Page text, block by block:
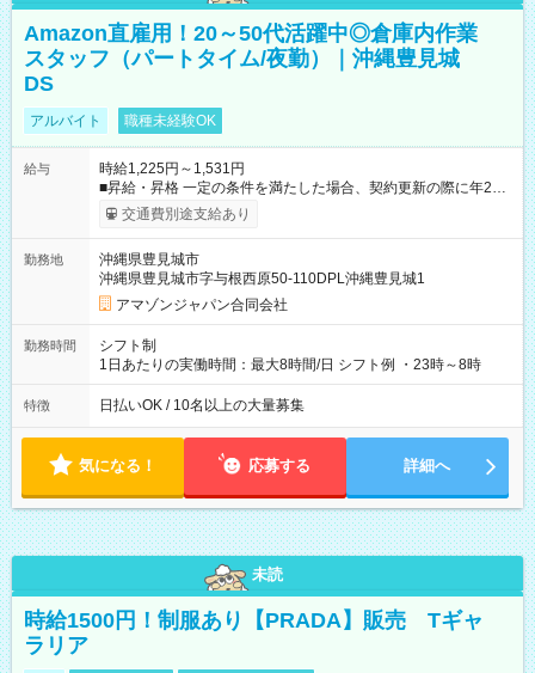
Amazon直雇用！20～50代活躍中◎倉庫内作業
スタッフ（パートタイム/夜勤）｜沖縄豊見城
DS
アルバイト 職種未経験OK
給与
時給1,225円～1,531円
■昇給・昇格 一定の条件を満たした場合、契約更新の際に年2回
まで昇給の機会があります。 ■正社員登用制度あり ※月末締/翌
月25日支払い ※時間外手当、別途支給 ※深夜割増賃金 (22:00～
☆Amazon直雇用で安定して働けます！ 【試用期間】試用期間
あり 試用期間の長さ：1週間 雇用形態、給与は本採用時と同じ
です。
交通費別途支給あり
勤務地
沖縄県豊見城市
沖縄県豊見城市字与根西原50-110DPL沖縄豊見城1
アマゾンジャパン合同会社
勤務時間
シフト制
1日あたりの実働時間：最大8時間/日 シフト例 ・23時～8時
特徴 日払いOK / 10名以上の大量募集
気になる！ 応募する 詳細へ
未読
時給1500円！制服あり【PRADA】販売 Tギャ
ラリア